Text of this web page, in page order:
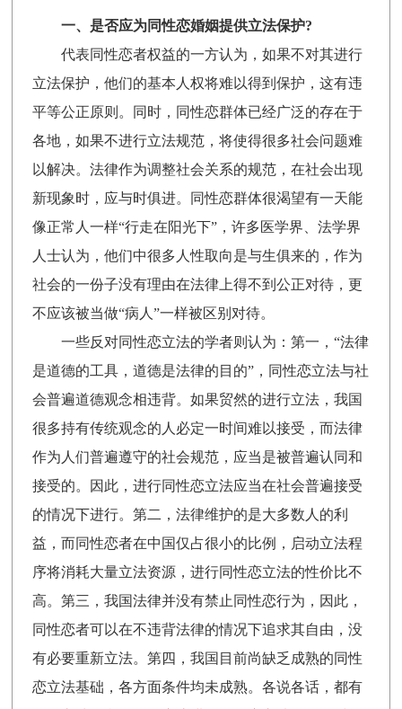
一、是否应为同性恋婚姻提供立法保护?
代表同性恋者权益的一方认为，如果不对其进行
立法保护，他们的基本人权将难以得到保护，这有违
平等公正原则。同时，同性恋群体已经广泛的存在于
各地，如果不进行立法规范，将使得很多社会问题难
以解决。法律作为调整社会关系的规范，在社会出现
新现象时，应与时俱进。同性恋群体很渴望有一天能
像正常人一样“行走在阳光下”，许多医学界、法学界
人士认为，他们中很多人性取向是与生俱来的，作为
社会的一份子没有理由在法律上得不到公正对待，更
不应该被当做“病人”一样被区别对待。
一些反对同性恋立法的学者则认为：第一，“法律
是道德的工具，道德是法律的目的”，同性恋立法与社
会普遍道德观念相违背。如果贸然的进行立法，我国
很多持有传统观念的人必定一时间难以接受，而法律
作为人们普遍遵守的社会规范，应当是被普遍认同和
接受的。因此，进行同性恋立法应当在社会普遍接受
的情况下进行。第二，法律维护的是大多数人的利
益，而同性恋者在中国仅占很小的比例，启动立法程
序将消耗大量立法资源，进行同性恋立法的性价比不
高。第三，我国法律并没有禁止同性恋行为，因此，
同性恋者可以在不违背法律的情况下追求其自由，没
有必要重新立法。第四，我国目前尚缺乏成熟的同性
恋立法基础，各方面条件均未成熟。各说各话，都有